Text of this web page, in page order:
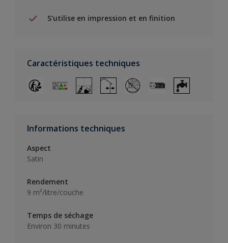
S'utilise en impression et en finition
Caractéristiques techniques
Informations techniques
Aspect
Satin
Rendement
9 m²/litre/couche
Temps de séchage
Environ 30 minutes